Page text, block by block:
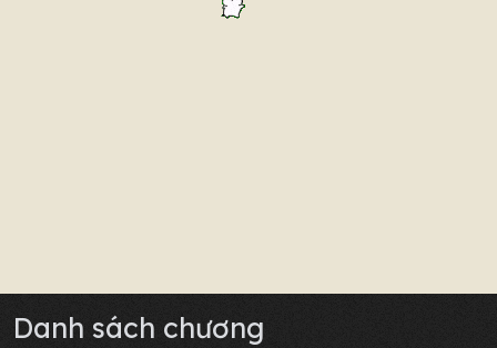
Danh sách chương